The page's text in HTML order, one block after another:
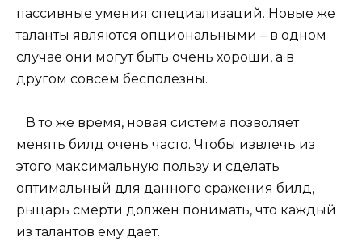
пассивные умения специализаций. Новые же
таланты являются опциональными – в одном
случае они могут быть очень хороши, а в
другом совсем бесполезны.
В то же время, новая система позволяет
менять билд очень часто. Чтобы извлечь из
этого максимальную пользу и сделать
оптимальный для данного сражения билд,
рыцарь смерти должен понимать, что каждый
из талантов ему дает.